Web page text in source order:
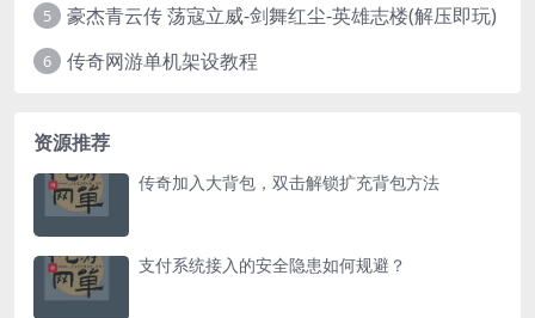
5 豪杰青云传 荡寇立威-剑舞红尘-英雄志楼(解压即玩)
6 传奇网游单机架设教程
资源推荐
传奇加入大背包，双击解锁扩充背包方法
支付系统接入的安全隐患如何规避？